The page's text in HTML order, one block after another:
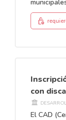
lock_person
con
El CAD